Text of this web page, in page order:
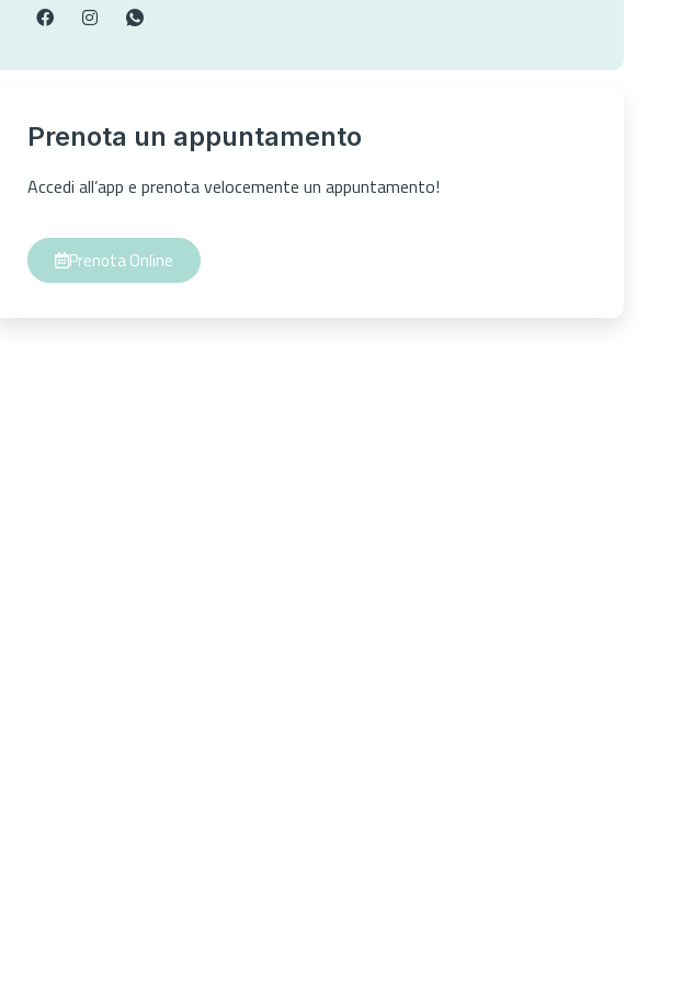
Prenota un appuntamento
Accedi all’app e prenota velocemente un appuntamento!
Prenota Online